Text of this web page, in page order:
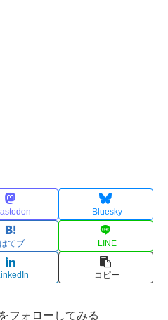
Bluesky
はてブ LINE
コピー
フォローしてみる